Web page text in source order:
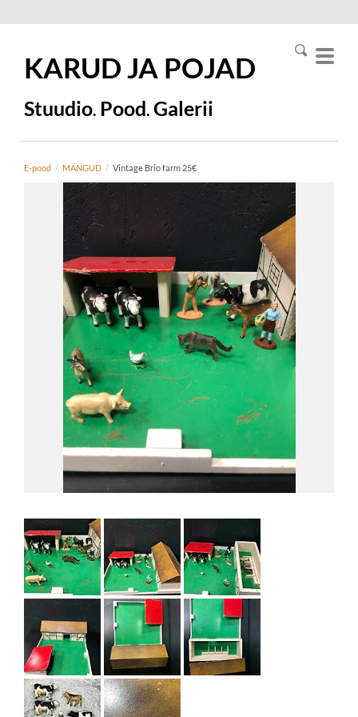
KARUD JA POJAD
Stuudio. Pood. Galerii
E-pood / MÄNGUD / Vintage Brio farm 25€